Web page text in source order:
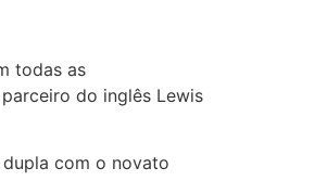
todas as
do inglês Lewis
com o novato